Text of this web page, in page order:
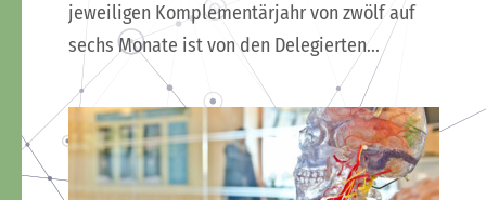
jeweiligen Komplementärjahr von zwölf auf
sechs Monate ist von den Delegierten...